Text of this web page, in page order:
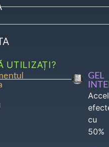
UTILIZAȚI?
GEL
cu
50%